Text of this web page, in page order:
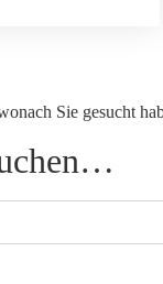
Sie gesucht